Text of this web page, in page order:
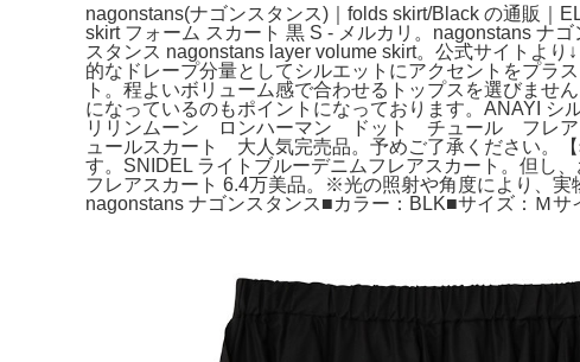
nagonstans(ナゴンスタンス)｜folds skirt/Black の通販｜
skirt フォーム スカート 黒 S - メルカリ。nagonstans ナ
スタンス nagonstans layer volume skirt。公式サイトよ
的なドレープ分量としてシルエットにアクセントをプラ
ト。程よいボリューム感で合わせるトップスを選びま
になっているのもポイントになっております。ANAYI
リリンムーン ロンハーマン ドット チュール フレア
ュールスカート 大人気完売品。予めご了承ください。
す。SNIDEL ライトブルーデニムフレアスカート。但し
フレアスカート 6.4万美品。※光の照射や角度により、
nagonstans ナゴンスタンス■カラー：BLK■サイズ：Ｍサ